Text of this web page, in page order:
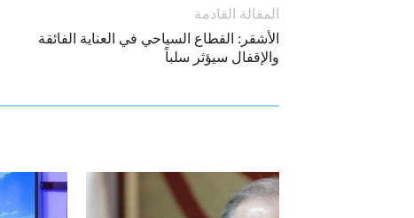
المقالة القادمة
الأشقر: القطاع السياحي في العناية الفائقة
والإقفال سيؤثر سلباً